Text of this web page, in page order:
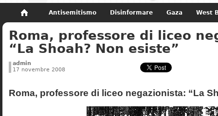
Antisemitismo Disinformare Gaza West
Non dimenticare Storia di Israele
Roma, professore di liceo
“La Shoah? Non esiste”
admin
17 novembre 2008
Roma, professore di liceo negazionista: “La